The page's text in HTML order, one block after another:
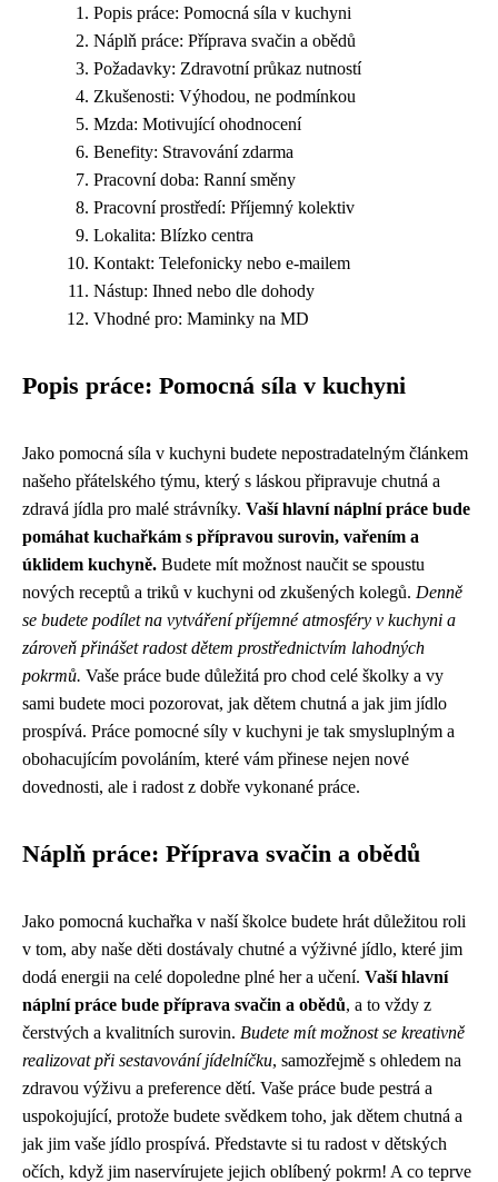
Popis práce: Pomocná síla v kuchyni
Náplň práce: Příprava svačin a obědů
Požadavky: Zdravotní průkaz nutností
Zkušenosti: Výhodou, ne podmínkou
Mzda: Motivující ohodnocení
Benefity: Stravování zdarma
Pracovní doba: Ranní směny
Pracovní prostředí: Příjemný kolektiv
Lokalita: Blízko centra
Kontakt: Telefonicky nebo e-mailem
Nástup: Ihned nebo dle dohody
Vhodné pro: Maminky na MD
Popis práce: Pomocná síla v kuchyni
Jako pomocná síla v kuchyni budete nepostradatelným článkem
našeho přátelského týmu, který s láskou připravuje chutná a
zdravá jídla pro malé strávníky. Vaší hlavní náplní práce bude
pomáhat kuchařkám s přípravou surovin, vařením a
úklidem kuchyně. Budete mít možnost naučit se spoustu
nových receptů a triků v kuchyni od zkušených kolegů. Denně
se budete podílet na vytváření příjemné atmosféry v kuchyni a
zároveň přinášet radost dětem prostřednictvím lahodných
pokrmů. Vaše práce bude důležitá pro chod celé školky a vy
sami budete moci pozorovat, jak dětem chutná a jak jim jídlo
prospívá. Práce pomocné síly v kuchyni je tak smysluplným a
obohacujícím povoláním, které vám přinese nejen nové
dovednosti, ale i radost z dobře vykonané práce.
Náplň práce: Příprava svačin a obědů
Jako pomocná kuchařka v naší školce budete hrát důležitou roli
v tom, aby naše děti dostávaly chutné a výživné jídlo, které jim
dodá energii na celé dopoledne plné her a učení. Vaší hlavní
náplní práce bude příprava svačin a obědů, a to vždy z
čerstvých a kvalitních surovin. Budete mít možnost se kreativně
realizovat při sestavování jídelníčku, samozřejmě s ohledem na
zdravou výživu a preference dětí. Vaše práce bude pestrá a
uspokojující, protože budete svědkem toho, jak dětem chutná a
jak jim vaše jídlo prospívá. Představte si tu radost v dětských
očích, když jim naservírujete jejich oblíbený pokrm! A co teprve